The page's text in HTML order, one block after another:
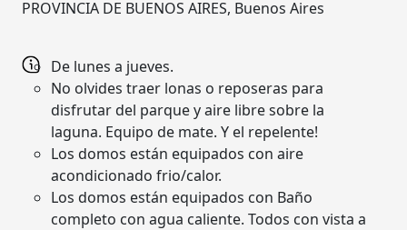
PROVINCIA DE BUENOS AIRES, Buenos Aires
De lunes a jueves.
No olvides traer lonas o reposeras para
disfrutar del parque y aire libre sobre la
laguna. Equipo de mate. Y el repelente!
Los domos están equipados con aire
acondicionado frio/calor.
Los domos están equipados con Baño
completo con agua caliente. Todos con vista a